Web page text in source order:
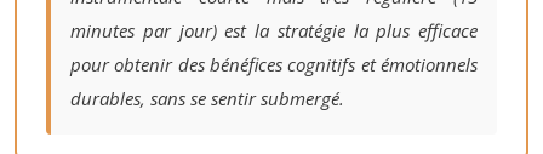
minutes par jour) est la stratégie la plus efficace
pour obtenir des bénéfices cognitifs et émotionnels
durables, sans se sentir submergé.